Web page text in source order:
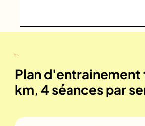
Plan d'entrainement
km, 4 séances par